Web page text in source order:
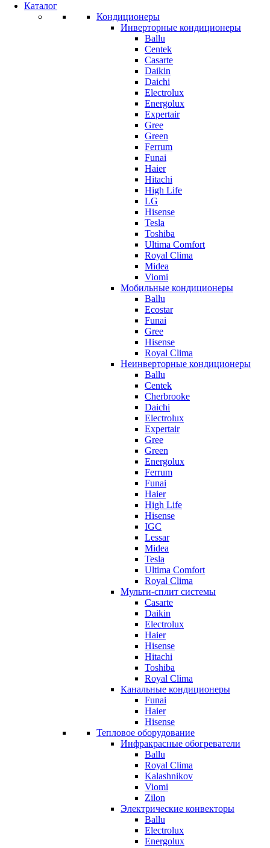
Каталог
Кондиционеры
Инверторные кондиционеры
Ballu
Centek
Casarte
Daikin
Daichi
Electrolux
Energolux
Expertair
Gree
Green
Ferrum
Funai
Haier
Hitachi
High Life
LG
Hisense
Tesla
Toshiba
Ultima Comfort
Royal Clima
Midea
Viomi
Мобильные кондиционеры
Ballu
Ecostar
Funai
Gree
Hisense
Royal Clima
Неинверторные кондиционеры
Ballu
Centek
Cherbrooke
Daichi
Electrolux
Expertair
Gree
Green
Energolux
Ferrum
Funai
Haier
High Life
Hisense
IGC
Lessar
Midea
Tesla
Ultima Comfort
Royal Clima
Мульти-сплит системы
Casarte
Daikin
Electrolux
Haier
Hisense
Hitachi
Toshiba
Royal Clima
Канальные кондиционеры
Funai
Haier
Hisense
Тепловое оборудование
Инфракрасные обогреватели
Ballu
Royal Clima
Kalashnikov
Viomi
Zilon
Электрические конвекторы
Ballu
Electrolux
Energolux